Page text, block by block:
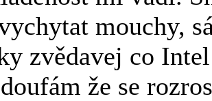
mouchy,
zvědavej co
že se